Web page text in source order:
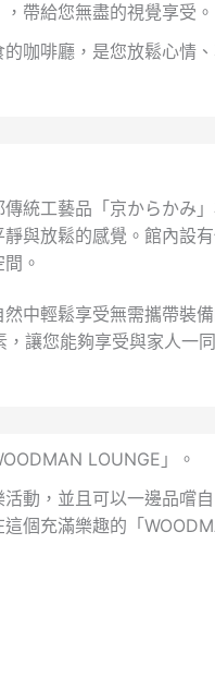
帶給您無盡的視覺享受。
咖啡廳，是您放鬆心情
統工藝品「京からかみ
與放鬆的感覺。館內設
。
中輕鬆享受無需攜帶裝
讓您能夠享受與家人一
LOUNGE」。
動，並且可以一邊品嚐
個充滿樂趣的「